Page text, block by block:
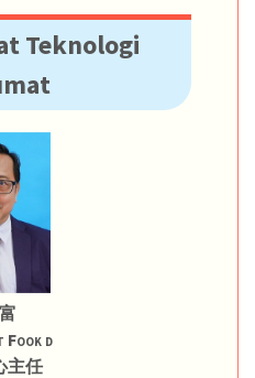
Teknologi
Fook d
主任